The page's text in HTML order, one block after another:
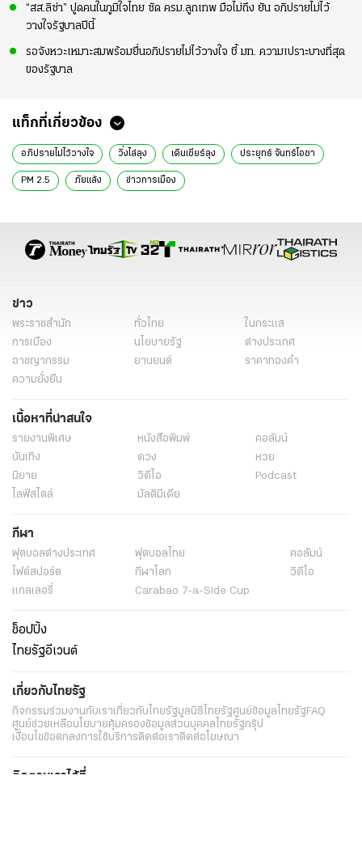
“สส.ลิซ่า” ปูดคนในภูมิใจไทย ซัด ครม.ลูกเทพ มือไม่ถึง ยัน อภิปรายไม่ไว้
วางใจรัฐบาลปีนี้
รอจังหวะเหมาะสมพร้อมยื่นอภิปรายไม่ไว้วางใจ ชี้ มท. ความเปราะบางที่สุด
ของรัฐบาล
แท็กที่เกี่ยวข้อง
อภิปรายไม่ไว้วางใจ วิ่งไล่ลุง เดินเชียร์ลุง ประยุทธ์ จันทร์โอชา
PM 2.5 ภัยแล้ง ข่าวการเมือง
ข่าว
พระราชสำนัก ทั่วไทย
ในกระแส
การเมือง
นโยบายรัฐ
ต่างประเทศ
อาชญากรรม
ยานยนต์
ราคาทองคำ
ความยั่งยืน
เนื้อหาที่น่าสนใจ
รายงานพิเศษ หนังสือพิมพ์
คอลัมน์
บันเทิง
ดวง
หวย
นิยาย
วิดีโอ
Podcast
ไลฟ์สไตล์
มัลติมีเดีย
กีฬา
ฟุตบอลต่่างประเทศ ฟุตบอลไทย
คอลัมน์
ไฟต์สปอร์ต
กีฬาโลก
วิดีโอ
แกลเลอรี่
Carabao 7-a-Side Cup
ช็อปปิ้ง
ไทยรัฐอีเวนต์
เกี่ยวกับไทยรัฐ
กิจกรรมร่วมงานกับเราเกี่ยวกับไทยรัฐมูลนิธิไทยรัฐศูนย์ข้อมูลไทยรัฐFAQ
ศูนย์ช่วยเหลือนโยบายคุ้มครองข้อมูลส่วนบุคคลไทยรัฐกรุ๊ป
เงื่อนไขข้อตกลงการใช้บริการติดต่อเราติดต่อโฆษณา
ติดตามเราได้ที่